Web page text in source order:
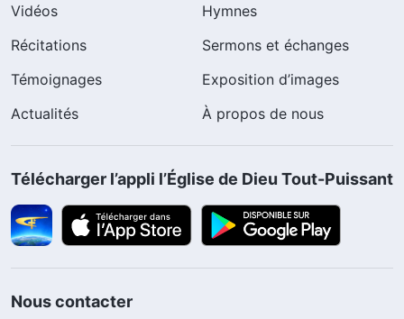
Vidéos
Hymnes
Récitations
Sermons et échanges
Témoignages
Exposition d’images
Actualités
À propos de nous
Télécharger l’appli l’Église de Dieu Tout-Puissant
Nous contacter